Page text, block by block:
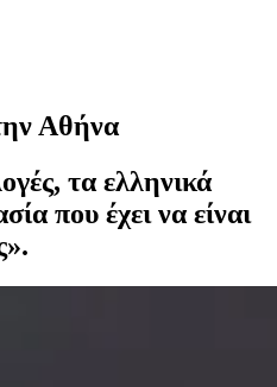
Αθήνα
τα ελληνικά
που έχει να είναι